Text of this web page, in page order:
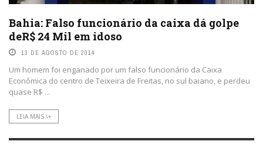
Bahia: Falso funcionário da caixa dá golpe
deR$ 24 Mil em idoso
13 DE AGOSTO DE 2014
Um homem foi enganado por um falso funcionário da Caixa
Econômica do centro de Teixeira de Freitas, no sul baiano, e perdeu
quase R$ ...
LEIA MAIS \+